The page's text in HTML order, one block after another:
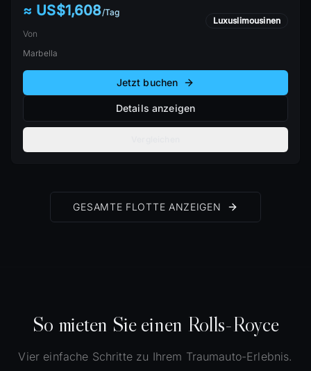
≈ US$1,608/Tag
Von
Luxuslimousinen
Marbella
Jetzt buchen
Details anzeigen
GESAMTE FLOTTE ANZEIGEN
So mieten Sie einen Rolls-Royce
Vier einfache Schritte zu Ihrem Traumauto-Erlebnis.